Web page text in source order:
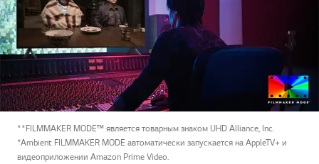
**FILMMAKER MODE™ является товарным знаком UHD Alliance, Inc.
*Ambient FILMMAKER MODE автоматически запускается на AppleTV+ и
видеоприложении Amazon Prime Video.